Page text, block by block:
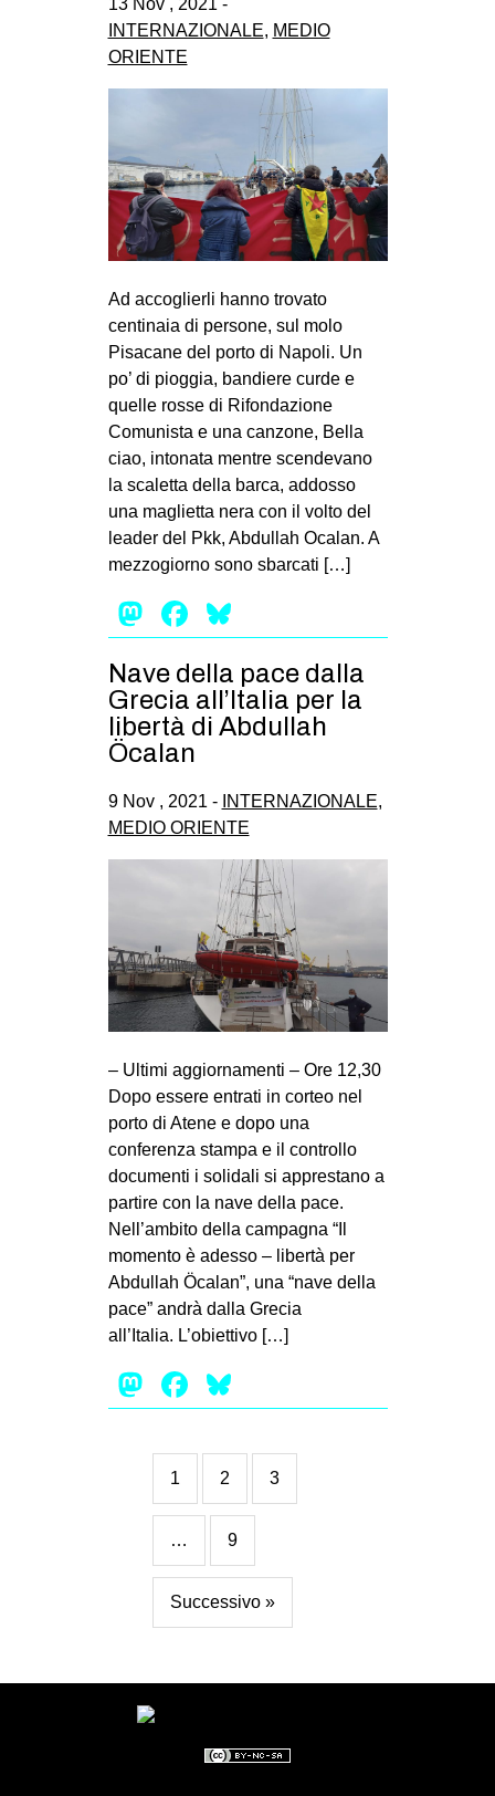
13 Nov , 2021 -
INTERNAZIONALE, MEDIO
ORIENTE
Ad accoglierli hanno trovato
centinaia di persone, sul molo
Pisacane del porto di Napoli. Un
po’ di pioggia, bandiere curde e
quelle rosse di Rifondazione
Comunista e una canzone, Bella
ciao, intonata mentre scendevano
la scaletta della barca, addosso
una maglietta nera con il volto del
leader del Pkk, Abdullah Ocalan. A
mezzogiorno sono sbarcati […]
Mastodon
Facebook
Nave della pace dalla
Grecia all’Italia per la
libertà di Abdullah
Öcalan
9 Nov , 2021 - INTERNAZIONALE,
MEDIO ORIENTE
– Ultimi aggiornamenti – Ore 12,30
Dopo essere entrati in corteo nel
porto di Atene e dopo una
conferenza stampa e il controllo
documenti i solidali si apprestano a
partire con la nave della pace.
Nell’ambito della campagna “Il
momento è adesso – libertà per
Abdullah Öcalan”, una “nave della
pace” andrà dalla Grecia
all’Italia. L’obiettivo […]
Mastodon
Facebook
1 2 3
… 9
Successivo »